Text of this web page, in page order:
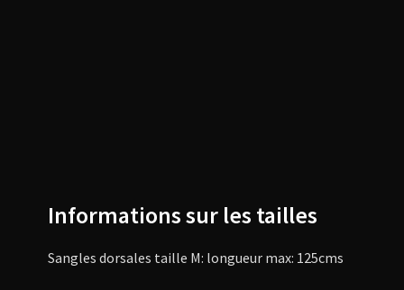
Informations sur les tailles
Sangles dorsales taille M: longueur max: 125cms